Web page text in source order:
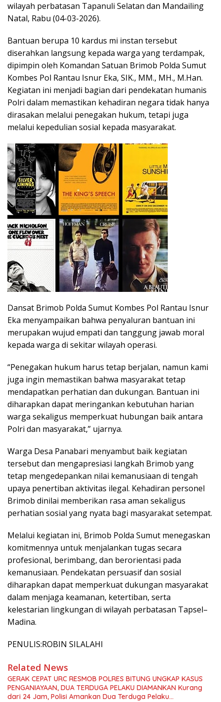
wilayah perbatasan Tapanuli Selatan dan Mandailing
Natal, Rabu (04-03-2026).
Bantuan berupa 10 kardus mi instan tersebut
diserahkan langsung kepada warga yang terdampak,
dipimpin oleh Komandan Satuan Brimob Polda Sumut
Kombes Pol Rantau Isnur Eka, SIK., MM., MH., M.Han.
Kegiatan ini menjadi bagian dari pendekatan humanis
Polri dalam memastikan kehadiran negara tidak hanya
dirasakan melalui penegakan hukum, tetapi juga
melalui kepedulian sosial kepada masyarakat.
Dansat Brimob Polda Sumut Kombes Pol Rantau Isnur
Eka menyampaikan bahwa penyaluran bantuan ini
merupakan wujud empati dan tanggung jawab moral
kepada warga di sekitar wilayah operasi.
“Penegakan hukum harus tetap berjalan, namun kami
juga ingin memastikan bahwa masyarakat tetap
mendapatkan perhatian dan dukungan. Bantuan ini
diharapkan dapat meringankan kebutuhan harian
warga sekaligus memperkuat hubungan baik antara
Polri dan masyarakat,” ujarnya.
Warga Desa Panabari menyambut baik kegiatan
tersebut dan mengapresiasi langkah Brimob yang
tetap mengedepankan nilai kemanusiaan di tengah
upaya penertiban aktivitas ilegal. Kehadiran personel
Brimob dinilai memberikan rasa aman sekaligus
perhatian sosial yang nyata bagi masyarakat setempat.
Melalui kegiatan ini, Brimob Polda Sumut menegaskan
komitmennya untuk menjalankan tugas secara
profesional, berimbang, dan berorientasi pada
kemanusiaan. Pendekatan persuasif dan sosial
diharapkan dapat memperkuat dukungan masyarakat
dalam menjaga keamanan, ketertiban, serta
kelestarian lingkungan di wilayah perbatasan Tapsel–
Madina.
PENULIS:ROBIN SILALAHI
Related News
GERAK CEPAT URC RESMOB POLRES BITUNG UNGKAP KASUS
PENGANIAYAAN, DUA TERDUGA PELAKU DIAMANKAN Kurang
dari 24 Jam, Polisi Amankan Dua Terduga Pelaku